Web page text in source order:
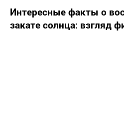
Интересные факты о
закате солнца: взгляд